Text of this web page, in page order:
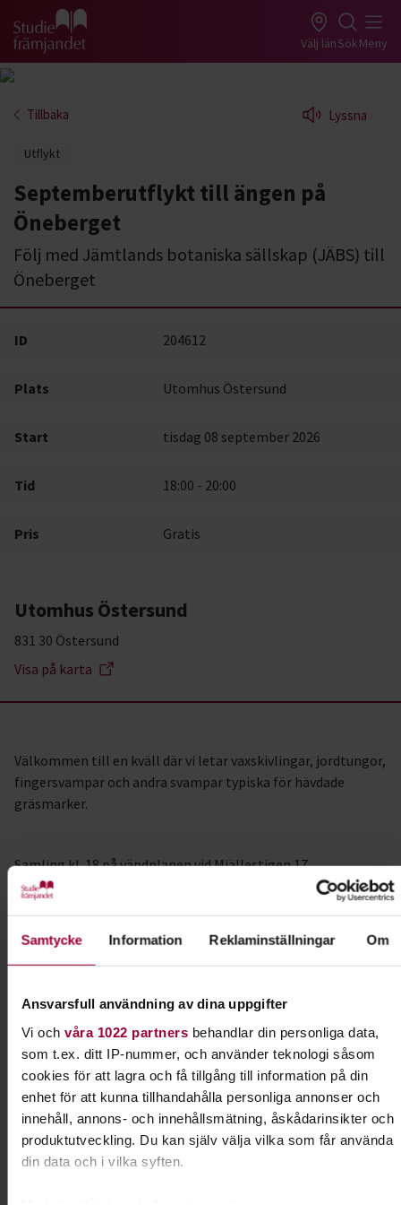
Samtycke Information Reklaminställningar Om
Ansvarsfull användning av dina uppgifter
Vi och våra 1022 partnersbehandlar din personliga data,
som t.ex. ditt IP-nummer, och använder teknologi såsom
cookies för att lagra och få tillgång till information på din
enhet för att kunna tillhandahålla personliga annonser och
innehåll, annons- och innehållsmätning, åskådarinsikter och
produktutveckling. Du kan själv välja vilka som får använda
din data och i vilka syften.
Gå till studiefrämjandets startsida Välj länSökMeny
Tillbaka Lyssna
Utflykt
Septemberutflykt till ängen på
Öneberget
Följ med Jämtlands botaniska sällskap (JÄBS) till
Öneberget
ID 204612
Plats Utomhus Östersund
Start tisdag 08 september 2026
Tid 18:00 - 20:00
Pris Gratis
Utomhus Östersund
831 30 Östersund
Visa på karta
Välkommen till en kväll där vi letar vaxskivlingar, jordtungor,
fingersvampar och andra svampar typiska för hävdade
gräsmarker.
Samling kl. 18 på vändplanen vid Mjällestigen 17.
Välkomna hälsar Jämtlands botaniska sällskap
Kontakt
Sara Eriksson
Folkbildningsutvecklare Natur,
Miljö & Kultur
Skicka e-post